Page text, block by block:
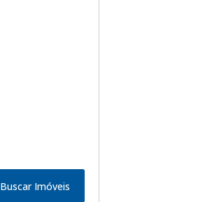
Buscar Imóveis